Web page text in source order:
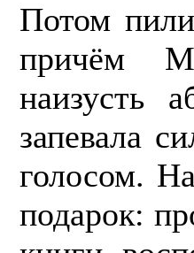
Потом
причём
наизусть
запевала
голосом.
подарок: